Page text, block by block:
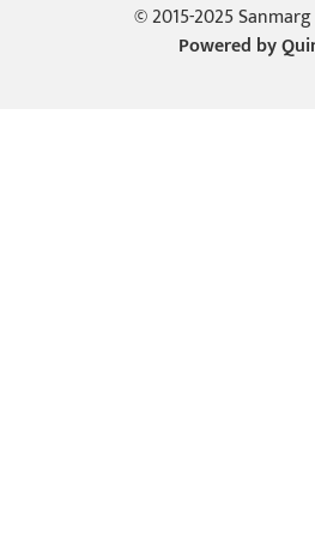
© 2015-2025
Powered by